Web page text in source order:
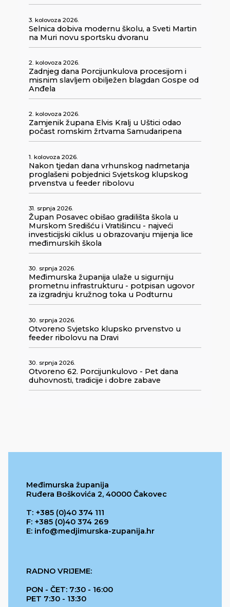
3. kolovoza 2026.
Selnica dobiva modernu školu, a Sveti Martin
na Muri novu sportsku dvoranu
2. kolovoza 2026.
Zadnjeg dana Porcijunkulova procesijom i
misnim slavljem obilježen blagdan Gospe od
Anđela
2. kolovoza 2026.
Zamjenik župana Elvis Kralj u Uštici odao
počast romskim žrtvama Samudaripena
1. kolovoza 2026.
Nakon tjedan dana vrhunskog nadmetanja
proglašeni pobjednici Svjetskog klupskog
prvenstva u feeder ribolovu
31. srpnja 2026.
Župan Posavec obišao gradilišta škola u
Murskom Središću i Vratišincu - najveći
investicijski ciklus u obrazovanju mijenja lice
međimurskih škola
30. srpnja 2026.
Međimurska županija ulaže u sigurniju
prometnu infrastrukturu - potpisan ugovor
za izgradnju kružnog toka u Podturnu
30. srpnja 2026.
Otvoreno Svjetsko klupsko prvenstvo u
feeder ribolovu na Dravi
30. srpnja 2026.
Otvoreno 62. Porcijunkulovo - Pet dana
duhovnosti, tradicije i dobre zabave
Međimurska županija
Ruđera Boškovića 2, 40000 Čakovec
T: +385 (0)40 374 111
F: +385 (0)40 374 269
E: info@medjimurska-zupanija.hr
RADNO VRIJEME:
PON - ČET: 7:30 - 16:00
PET 7:30 - 13:30